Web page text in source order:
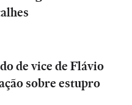
de vice de Flávio
sobre estupro